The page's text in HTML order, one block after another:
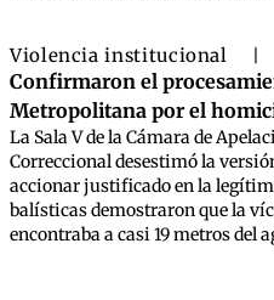
Violencia institucional
Confirmaron el
Metropolitana por el
La Sala V de la Cámara de
Correccional desestimó la
accionar justificado en la
balísticas demostraron que la
encontraba a casi 19 metros del